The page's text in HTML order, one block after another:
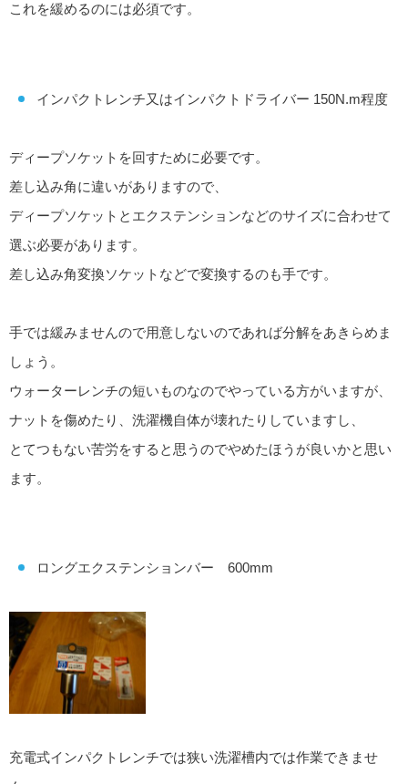
これを緩めるのには必須です。
インパクトレンチ又はインパクトドライバー 150N.m程度
ディープソケットを回すために必要です。
差し込み角に違いがありますので、
ディープソケットとエクステンションなどのサイズに合わせて
選ぶ必要があります。
差し込み角変換ソケットなどで変換するのも手です。
手では緩みませんので用意しないのであれば分解をあきらめま
しょう。
ウォーターレンチの短いものなのでやっている方がいますが、
ナットを傷めたり、洗濯機自体が壊れたりしていますし、
とてつもない苦労をすると思うのでやめたほうが良いかと思い
ます。
ロングエクステンションバー 600mm
充電式インパクトレンチでは狭い洗濯槽内では作業できませ